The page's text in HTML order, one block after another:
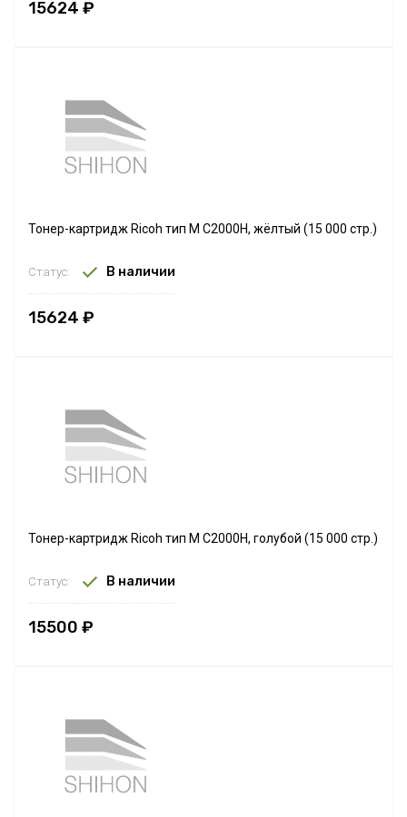
15624 ₽
Тонер-картридж Ricoh тип M C2000H, жёлтый (15 000 стр.)
Статус: В наличии
15624 ₽
Тонер-картридж Ricoh тип M C2000H, голубой (15 000 стр.)
Статус: В наличии
15500 ₽